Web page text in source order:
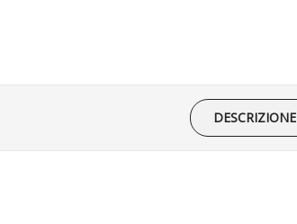
DESCRIZIONE